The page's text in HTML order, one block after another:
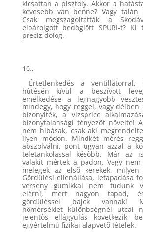
kicsattan a pisztoly. Akkor a
kevesebb van benne? Vagy
Csak megszagoltatták a
elpárolgott bedöglött SPURI-t? Ki
precíz dolog.
10.,
Értetlenkedés a
hûtésén kívül a beszívott
emelkedése a legnagyobb
mindegy, hogy reggel, vagy délben
bizonyíték, a vízspricc
bizonytalansági tényezõt növelte!
nem hibásak, csak aki
ilyen módon. Mindkét mérés
abszolválni, pont ugyan azzal a
teletankolással késõbb. Már az
valakit mértek a padon. Vagy
melegek az elsõ kerekek,
Gördülési ellenállása, letapadása
verseny gumikkal nem tudunk
elérni, mert nagyon tapad,
gördüléssel bajok vannak!
hõmérséklet különbségnél utcai
jelentõs ellágyulás következik
egyértelmû fizikai alapvetõ tételek.